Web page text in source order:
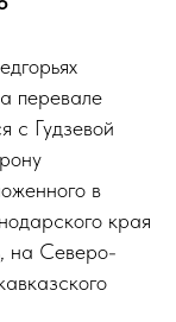
перевале
с Гудзевой
в
края
на Северо-